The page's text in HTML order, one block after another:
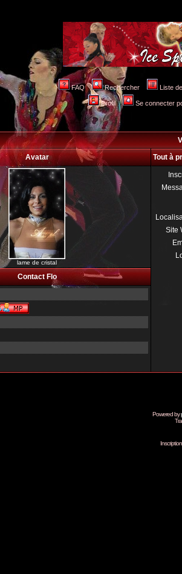
FAQ Rechercher Liste
Profil Se connecter
Avatar
Tout à
lame de cristal
Site
Contact Flo
Powered by